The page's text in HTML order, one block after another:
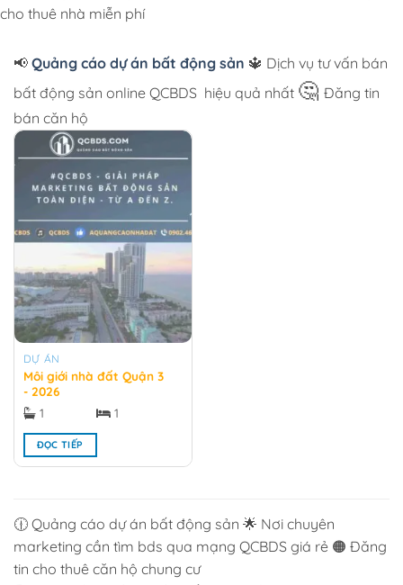
cho thuê nhà miễn phí
📢 Quảng cáo dự án bất động sản 🔱 Dịch vụ tư vấn bán
bất động sản online QCBDS hiệu quả nhất 🤔 Đăng tin
bán căn hộ
DỰ ÁN
Môi giới nhà đất Quận 3
- 2026
1
1
ĐỌC TIẾP
🕧 Quảng cáo dự án bất động sản 🌟 Nơi chuyên
marketing cần tìm bds qua mạng QCBDS giá rẻ 🟠 Đăng
tin cho thuê căn hộ chung cư